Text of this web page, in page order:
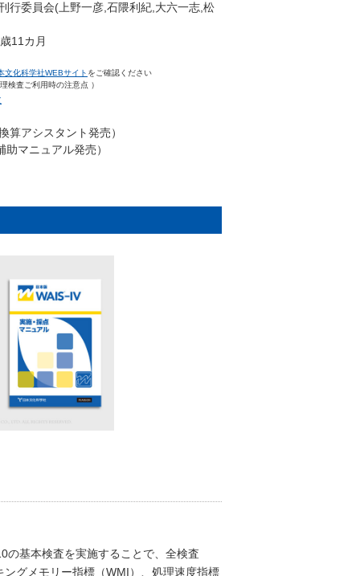
行委員会(上野一彦,石隈利紀,大六一志,松
11カ月
文化科学社WEBサイト をご確認ください
査ご利用時の注意点 ）
スタント発売）
ュアル発売）
の基本検査を実施することで、全検査
グメモリー指標（WMI）、処理速度指標